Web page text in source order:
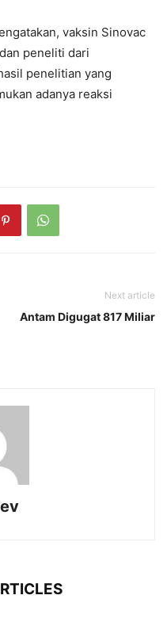
vaksin Sinovac
peneliti dari
penelitian yang
adanya reaksi
Next article
Antam Digugat 817 Miliar